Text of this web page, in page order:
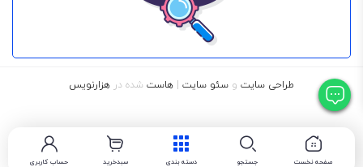
طراحی سایت و سئو سایت | هاست شده در هزارنویس
صفحه نخست جستجو دسته بندی سبدخرید حساب کاربری